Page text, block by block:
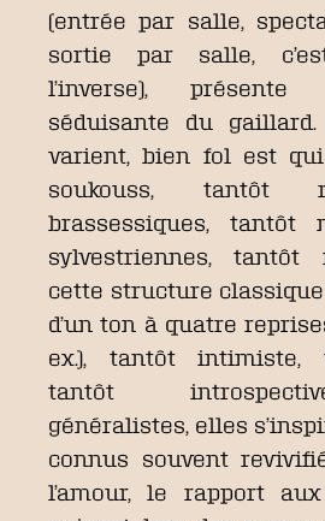
(entrée par salle,
sortie par salle,
l’inverse),
séduisante du gaillard.
varient, bien fol est qui
soukouss, tantôt
brassessiques, tantôt
sylvestriennes, tantôt
cette structure
d’un ton à quatre
ex.), tantôt intimiste,
tantôt
généralistes, elles
connus souvent
l’amour, le rapport